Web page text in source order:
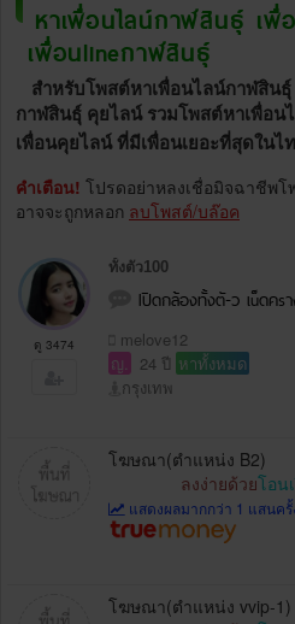
หาเพื่อนไลน์กาฬสินธุ์ เ
เพื่อนlineกาฬสินธุ์
สำหรับโพสต์หาเพื่อนไลน์กาฬสิน
กาฬสินธุ์ คุยไลน์ รวมโพสต์หาเพื่อ
เพื่อนคุยไลน์ ที่มีเพื่อนเยอะที่สุดในไ
คำเตือน! โปรดอย่าหลงเชื่อมิจฉาชีพ
อาจจะถูกหลอก ลบโพสต์/บล๊อค
ดู 3474
ทั้งตัว100
Iปิดกล้องทั้งตั-ว เu็ดค
melove12
ญ.
24 ปี หาทั้งหมด
กรุงเทพ
โฆษณา(ตำแหน่ง B2)
ลงง่ายด้วยโอน
แสดงผลมากกว่า 1 แสนค
โฆษณา(ตำแหน่ง vvip-1)